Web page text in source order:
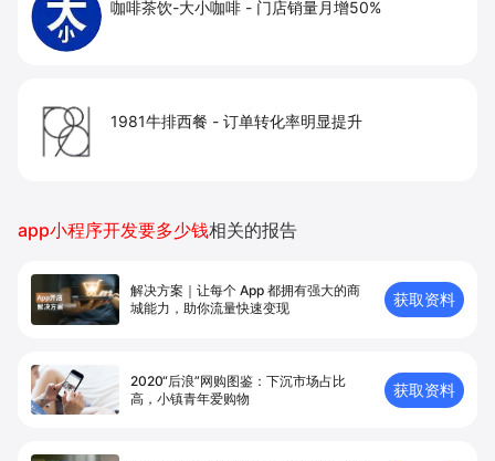
咖啡茶饮-大小咖啡 - 门店销量月增50%
1981牛排西餐 - 订单转化率明显提升
app小程序开发要多少钱相关的报告
解决方案｜让每个 App 都拥有强⼤的商
城能⼒，助你流量快速变现
获取资料
2020“后浪”网购图鉴：下沉市场占比
高，小镇青年爱购物
获取资料